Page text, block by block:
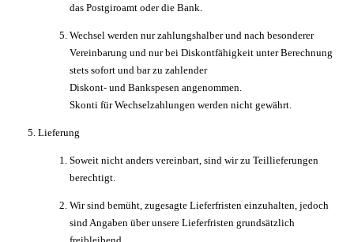
das Postgiroamt oder die Bank.
Wechsel werden nur zahlungshalber und nach besonderer
Vereinbarung und nur bei Diskontfähigkeit unter Berechnung
stets sofort und bar zu zahlender
Diskont- und Bankspesen angenommen.
Skonti für Wechselzahlungen werden nicht gewährt.
Lieferung
Soweit nicht anders vereinbart, sind wir zu Teillieferungen
berechtigt.
Wir sind bemüht, zugesagte Lieferfristen einzuhalten, jedoch
sind Angaben über unsere Lieferfristen grundsätzlich